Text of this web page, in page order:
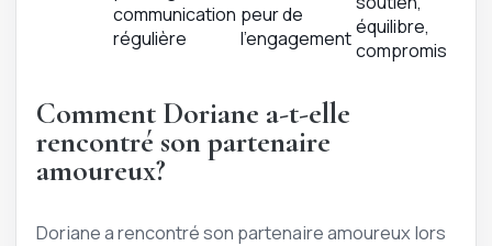
communication
régulière
peur de
l’engagementéquilibre,
compromis
Comment Doriane a-t-elle
rencontré son partenaire
amoureux?
Doriane a rencontré son partenaire amoureux lors